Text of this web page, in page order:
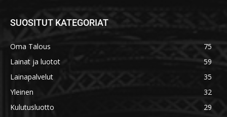
SUOSITUT KATEGORIAT
Oma Talous
75
Lainat ja luotot
59
Lainapalvelut
35
Yleinen
32
Kulutusluotto
29